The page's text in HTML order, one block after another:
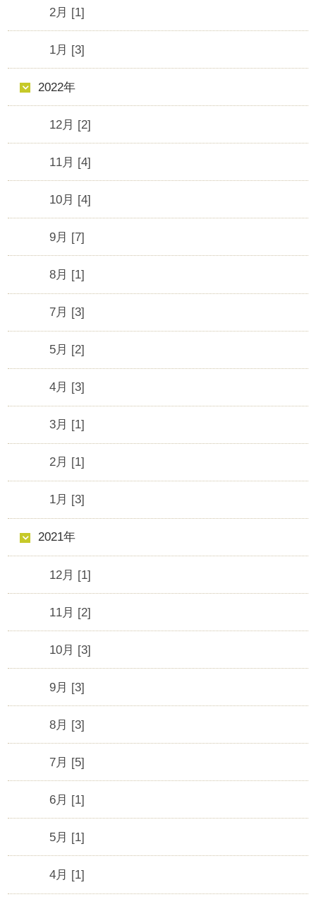
2月 [1]
1月 [3]
2022年
12月 [2]
11月 [4]
10月 [4]
9月 [7]
8月 [1]
7月 [3]
5月 [2]
4月 [3]
3月 [1]
2月 [1]
1月 [3]
2021年
12月 [1]
11月 [2]
10月 [3]
9月 [3]
8月 [3]
7月 [5]
6月 [1]
5月 [1]
4月 [1]